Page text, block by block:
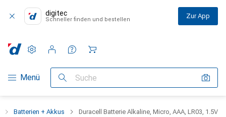
digitec
Schneller finden und bestellen Zur App
Navigation nach Kategorien
Menü Suche
Einstellungen
Kundenkonto
Vergleichslisten
Merklisten
Warenkorb
Batterien + Akkus Duracell Batterie Alkaline, Micro, AAA, LR03, 1.5V